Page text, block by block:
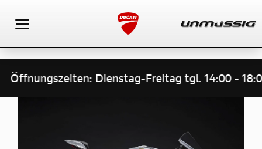
Öffnungszeiten: Dienstag-Freitag tgl. 14:00 -